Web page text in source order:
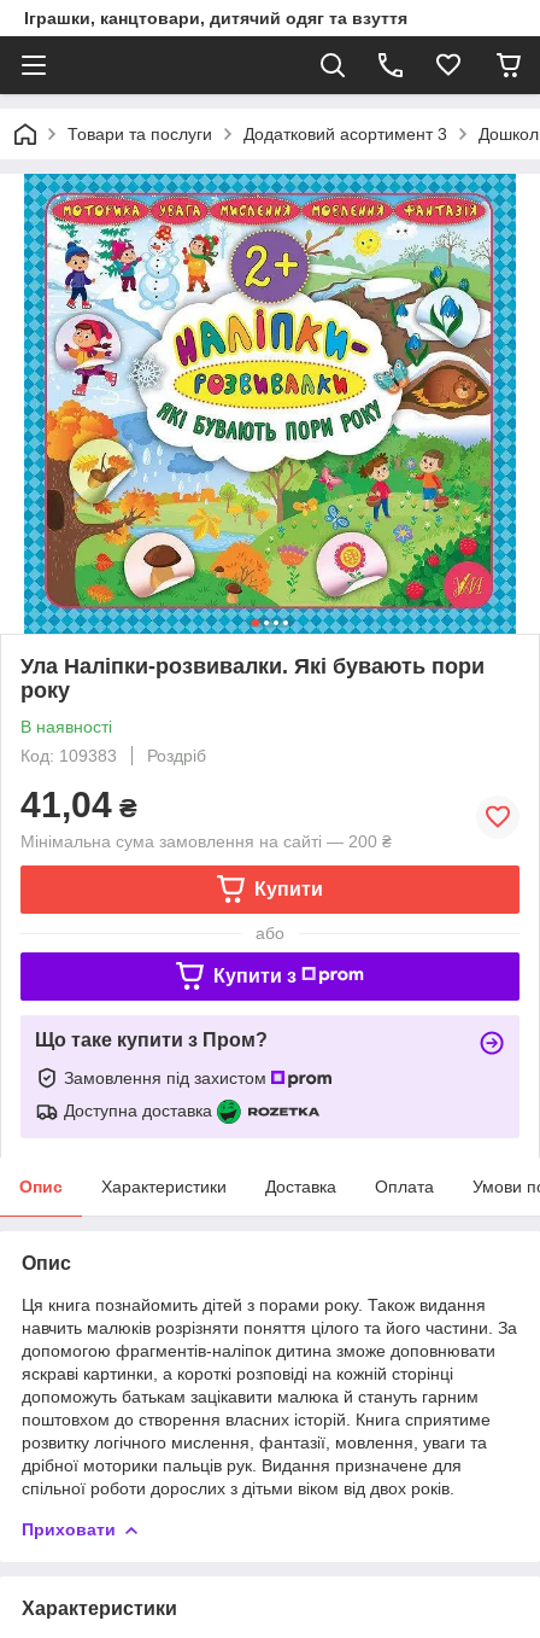
Іграшки, канцтовари, дитячий одяг та взуття
Товари та послуги Додатковий асортимент 3
Ула Наліпки-розвивалки. Які бувають пори
року
В наявності
Код: 109383
Роздріб
41,04 ₴
Мінімальна сума замовлення на сайті — 200 ₴
Купити
або
Купити з
Що таке купити з Пром?
Замовлення під захистом
Доступна доставка
Опис Характеристики Доставка Оплата Умови
Опис
Ця книга познайомить дітей з порами року. Також видання
навчить малюків розрізняти поняття цілого та його частини. За
допомогою фрагментів-наліпок дитина зможе доповнювати
яскраві картинки, а короткі розповіді на кожній сторінці
допоможуть батькам зацікавити малюка й стануть гарним
поштовхом до створення власних історій. Книга сприятиме
розвитку логічного мислення, фантазії, мовлення, уваги та
дрібної моторики пальців рук. Видання призначене для
спільної роботи дорослих з дітьми віком від двох років.
Приховати
Характеристики